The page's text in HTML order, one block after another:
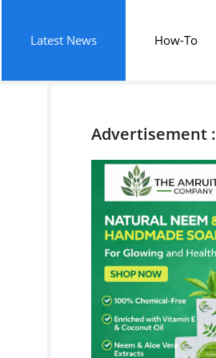
Latest News How-To
Advertisement :